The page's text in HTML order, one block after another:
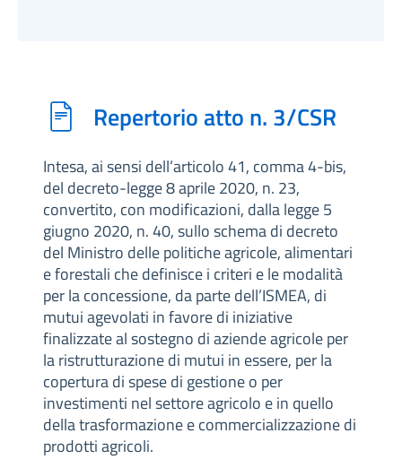
Repertorio atto n. 3/CSR
Intesa, ai sensi dell’articolo 41, comma 4-bis,
del decreto-legge 8 aprile 2020, n. 23,
convertito, con modificazioni, dalla legge 5
giugno 2020, n. 40, sullo schema di decreto
del Ministro delle politiche agricole, alimentari
e forestali che definisce i criteri e le modalità
per la concessione, da parte dell’ISMEA, di
mutui agevolati in favore di iniziative
finalizzate al sostegno di aziende agricole per
la ristrutturazione di mutui in essere, per la
copertura di spese di gestione o per
investimenti nel settore agricolo e in quello
della trasformazione e commercializzazione di
prodotti agricoli.